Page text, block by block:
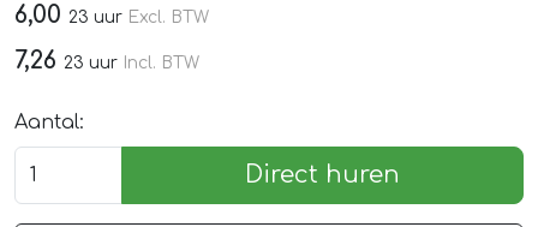
6,00 23 uur Excl. BTW
7,26 23 uur Incl. BTW
Aantal:
Direct huren